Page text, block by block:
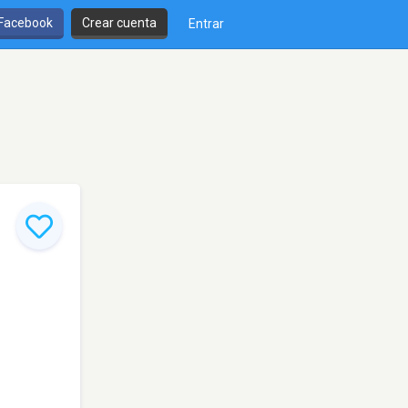
Crear cuenta Entrar